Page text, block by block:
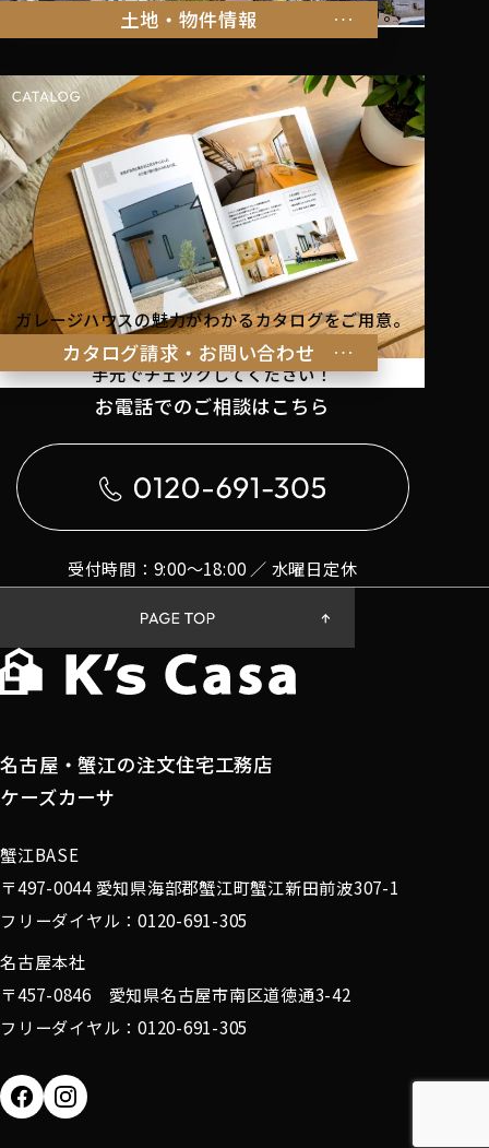
土地・物件情報
家族の暮らしにぴったりな物件をご紹介します。
カタログ請求・お問い合わせ
ガレージハウスの魅力がわかるカタログをご用意。
理想の暮らしのヒントを
手元でチェックしてください！
お電話でのご相談はこちら
受付時間：9:00〜18:00 ／ 水曜日定休
名古屋・蟹江の注文住宅工務店
ケーズカーサ
蟹江BASE
〒497-0044 愛知県海部郡蟹江町蟹江新田前波307-1
フリーダイヤル：0120-691-305
名古屋本社
〒457-0846 愛知県名古屋市南区道徳通3-42
フリーダイヤル：0120-691-305